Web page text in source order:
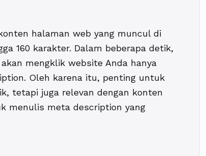
halaman web yang muncul di
160 karakter. Dalam beberapa detik,
mengklik website Anda hanya
Oleh karena itu, penting untuk
tetapi juga relevan dengan konten
menulis meta description yang